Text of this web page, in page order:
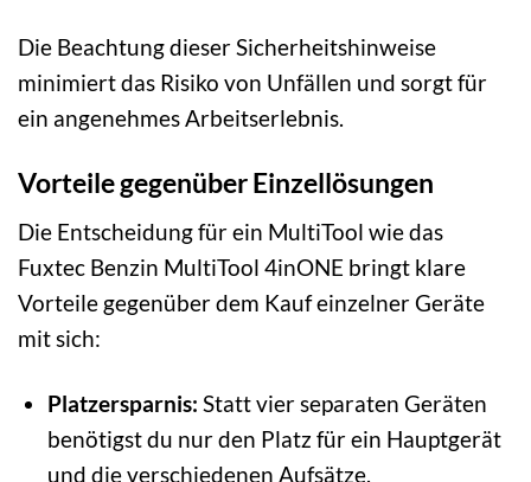
Die Beachtung dieser Sicherheitshinweise
minimiert das Risiko von Unfällen und sorgt für
ein angenehmes Arbeitserlebnis.
Vorteile gegenüber Einzellösungen
Die Entscheidung für ein MultiTool wie das
Fuxtec Benzin MultiTool 4inONE bringt klare
Vorteile gegenüber dem Kauf einzelner Geräte
mit sich:
Platzersparnis: Statt vier separaten Geräten
benötigst du nur den Platz für ein Hauptgerät
und die verschiedenen Aufsätze.